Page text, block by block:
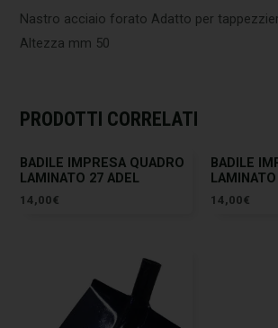
Nastro acciaio forato Adatto per
Altezza mm 50
PRODOTTI CORRELATI
BADILE IMPRESA QUADRO
LAMINATO 27 ADEL
14,00€
BADILE
14,00€